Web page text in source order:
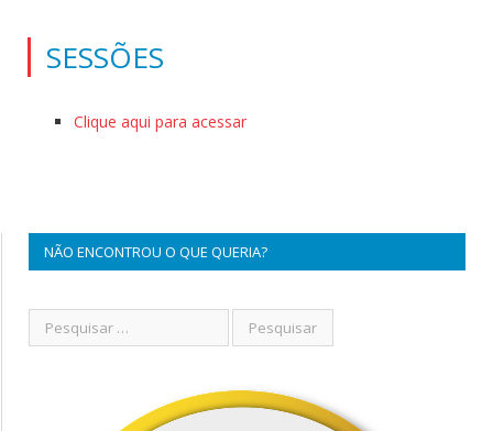
SESSÕES
Clique aqui para acessar
NÃO ENCONTROU O QUE QUERIA?